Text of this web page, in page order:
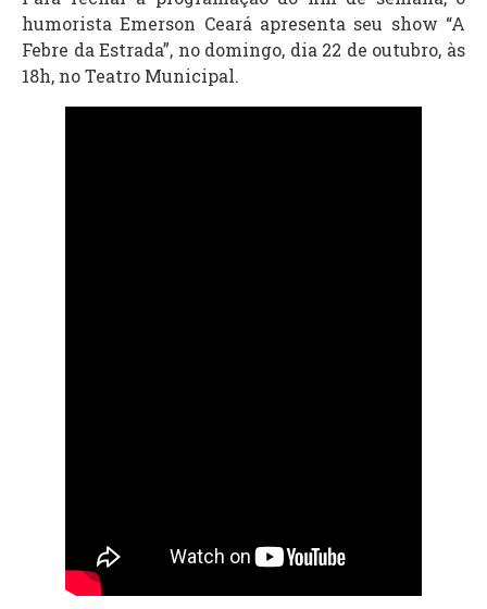
humorista Emerson Ceará apresenta seu show “A
Febre da Estrada”, no domingo, dia 22 de outubro, às
18h, no Teatro Municipal.